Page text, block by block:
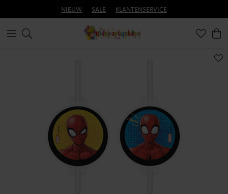
NIEUW SALE KLANTENSERVICE